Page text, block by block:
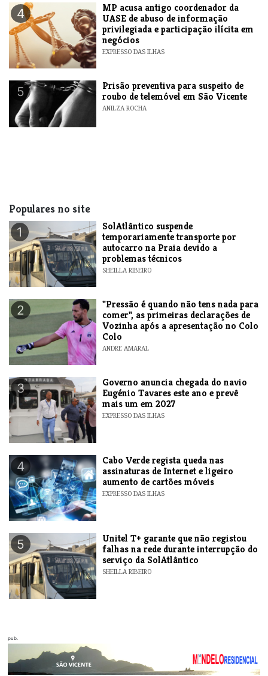
4
MP acusa antigo coordenador da
UASE de abuso de informação
privilegiada e participação ilícita em
negócios
EXPRESSO DAS ILHAS
5
Prisão preventiva para suspeito de
roubo de telemóvel em São Vicente
ANILZA ROCHA
Populares no site
1
SolAtlântico suspende
temporariamente transporte por
autocarro na Praia devido a
problemas técnicos
SHEILLA RIBEIRO
2
"Pressão é quando não tens nada para
comer", as primeiras declarações de
Vozinha após a apresentação no Colo
Colo
ANDRE AMARAL
3
Governo anuncia chegada do navio
Eugénio Tavares este ano e prevê
mais um em 2027
EXPRESSO DAS ILHAS
4
Cabo Verde regista queda nas
assinaturas de Internet e ligeiro
aumento de cartões móveis
EXPRESSO DAS ILHAS
5
Unitel T+ garante que não registou
falhas na rede durante interrupção do
serviço da SolAtlântico
SHEILLA RIBEIRO
pub.